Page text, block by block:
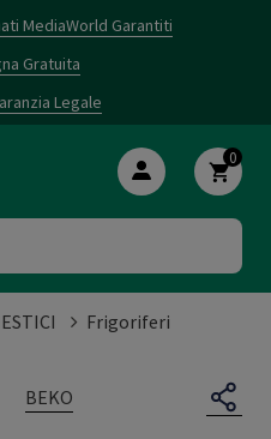
MediaWorld Garantiti
Gratuita
Legale
0
Frigoriferi
BEKO